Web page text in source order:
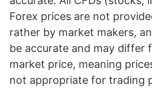
Forex prices are not
rather by market makers,
be accurate and may differ
market price, meaning
not appropriate for trading